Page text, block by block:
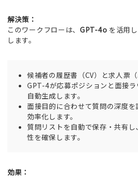
解決策：
このワークフローは、 GPT-4o を活用
します。
候補者の履歴書（CV）と求人票
GPT-4が応募ポジションと面接
自動生成します。
面接目的に合わせて質問の深度
効率化します。
質問リストを自動で保存・共有
性を確保します。
効果：